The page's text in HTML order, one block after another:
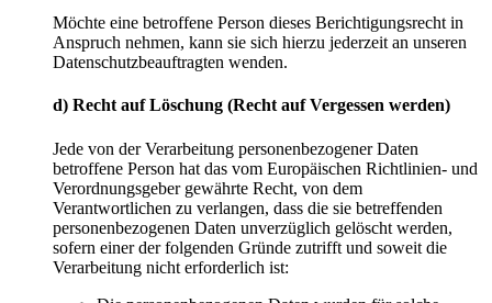
Möchte eine betroffene Person dieses Berichtigungsrecht in
Anspruch nehmen, kann sie sich hierzu jederzeit an unseren
Datenschutzbeauftragten wenden.
d) Recht auf Löschung (Recht auf Vergessen werden)
Jede von der Verarbeitung personenbezogener Daten
betroffene Person hat das vom Europäischen Richtlinien- und
Verordnungsgeber gewährte Recht, von dem
Verantwortlichen zu verlangen, dass die sie betreffenden
personenbezogenen Daten unverzüglich gelöscht werden,
sofern einer der folgenden Gründe zutrifft und soweit die
Verarbeitung nicht erforderlich ist: